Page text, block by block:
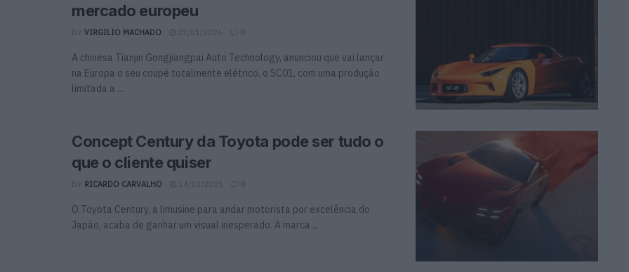
mercado europeu
BY VIRGILIO MACHADO 21/01/2026 0
A chinesa Tianjin Gongjiangpai Auto Technology, anunciou que vai lançar
na Europa o seu coupé totalmente elétrico, o SC01, com uma produção
limitada a ...
Concept Century da Toyota pode ser tudo o
que o cliente quiser
BY RICARDO CARVALHO 14/10/2025 0
O Toyota Century, a limusine para andar motorista por excelência do
Japão, acaba de ganhar um visual inesperado. A marca ...